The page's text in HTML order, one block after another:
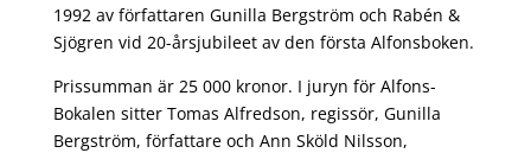
1992 av författaren Gunilla Bergström och Rabén &
Sjögren vid 20-årsjubileet av den första Alfonsboken.
Prissumman är 25 000 kronor. I juryn för Alfons-
Bokalen sitter Tomas Alfredson, regissör, Gunilla
Bergström, författare och Ann Sköld Nilsson,